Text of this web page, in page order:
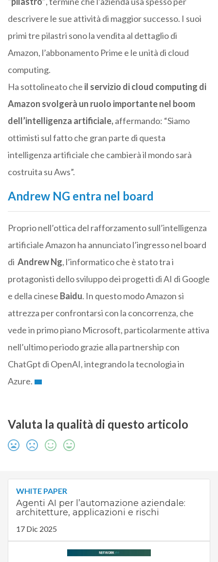
descrivere le sue attività di maggior successo. I suoi
primi tre pilastri sono la vendita al dettaglio di
Amazon, l’abbonamento Prime e le unità di cloud
computing.
Ha sottolineato che il servizio di cloud computing di
Amazon svolgerà un ruolo importante nel boom
dell’intelligenza artificiale,affermando: “Siamo
ottimisti sul fatto che gran parte di questa
intelligenza artificiale che cambierà il mondo sarà
costruita su Aws”.
Andrew NG entra nel board
Proprio nell’ottica del rafforzamento sull’intelligenza
artificiale Amazon ha annunciato l’ingresso nel board
di Andrew Ng, l’informatico che è stato tra i
protagonisti dello sviluppo dei progetti di AI di Google
e della cinese Baidu. In questo modo Amazon si
attrezza per confrontarsi con la concorrenza, che
vede in primo piano Microsoft, particolarmente attiva
nell’ultimo periodo grazie alla partnership con
ChatGpt di OpenAI, integrando la tecnologia in
Azure.
Valuta la qualità di questo articolo
WHITE PAPER
Agenti AI per l’automazione aziendale:
architetture, applicazioni e rischi
17 Dic 2025